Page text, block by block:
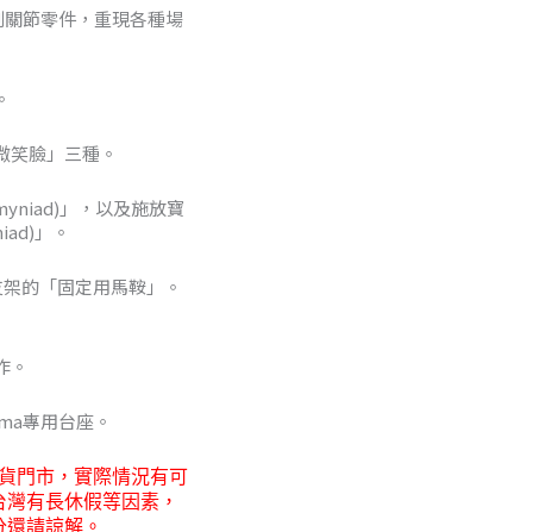
節零件，重現各種場
臉」三種。
」，以及施放寶
」。
的「固定用馬鞍」。
。
專用台座。
門市， 實際情況有可
有長休假等因素，
請諒解。